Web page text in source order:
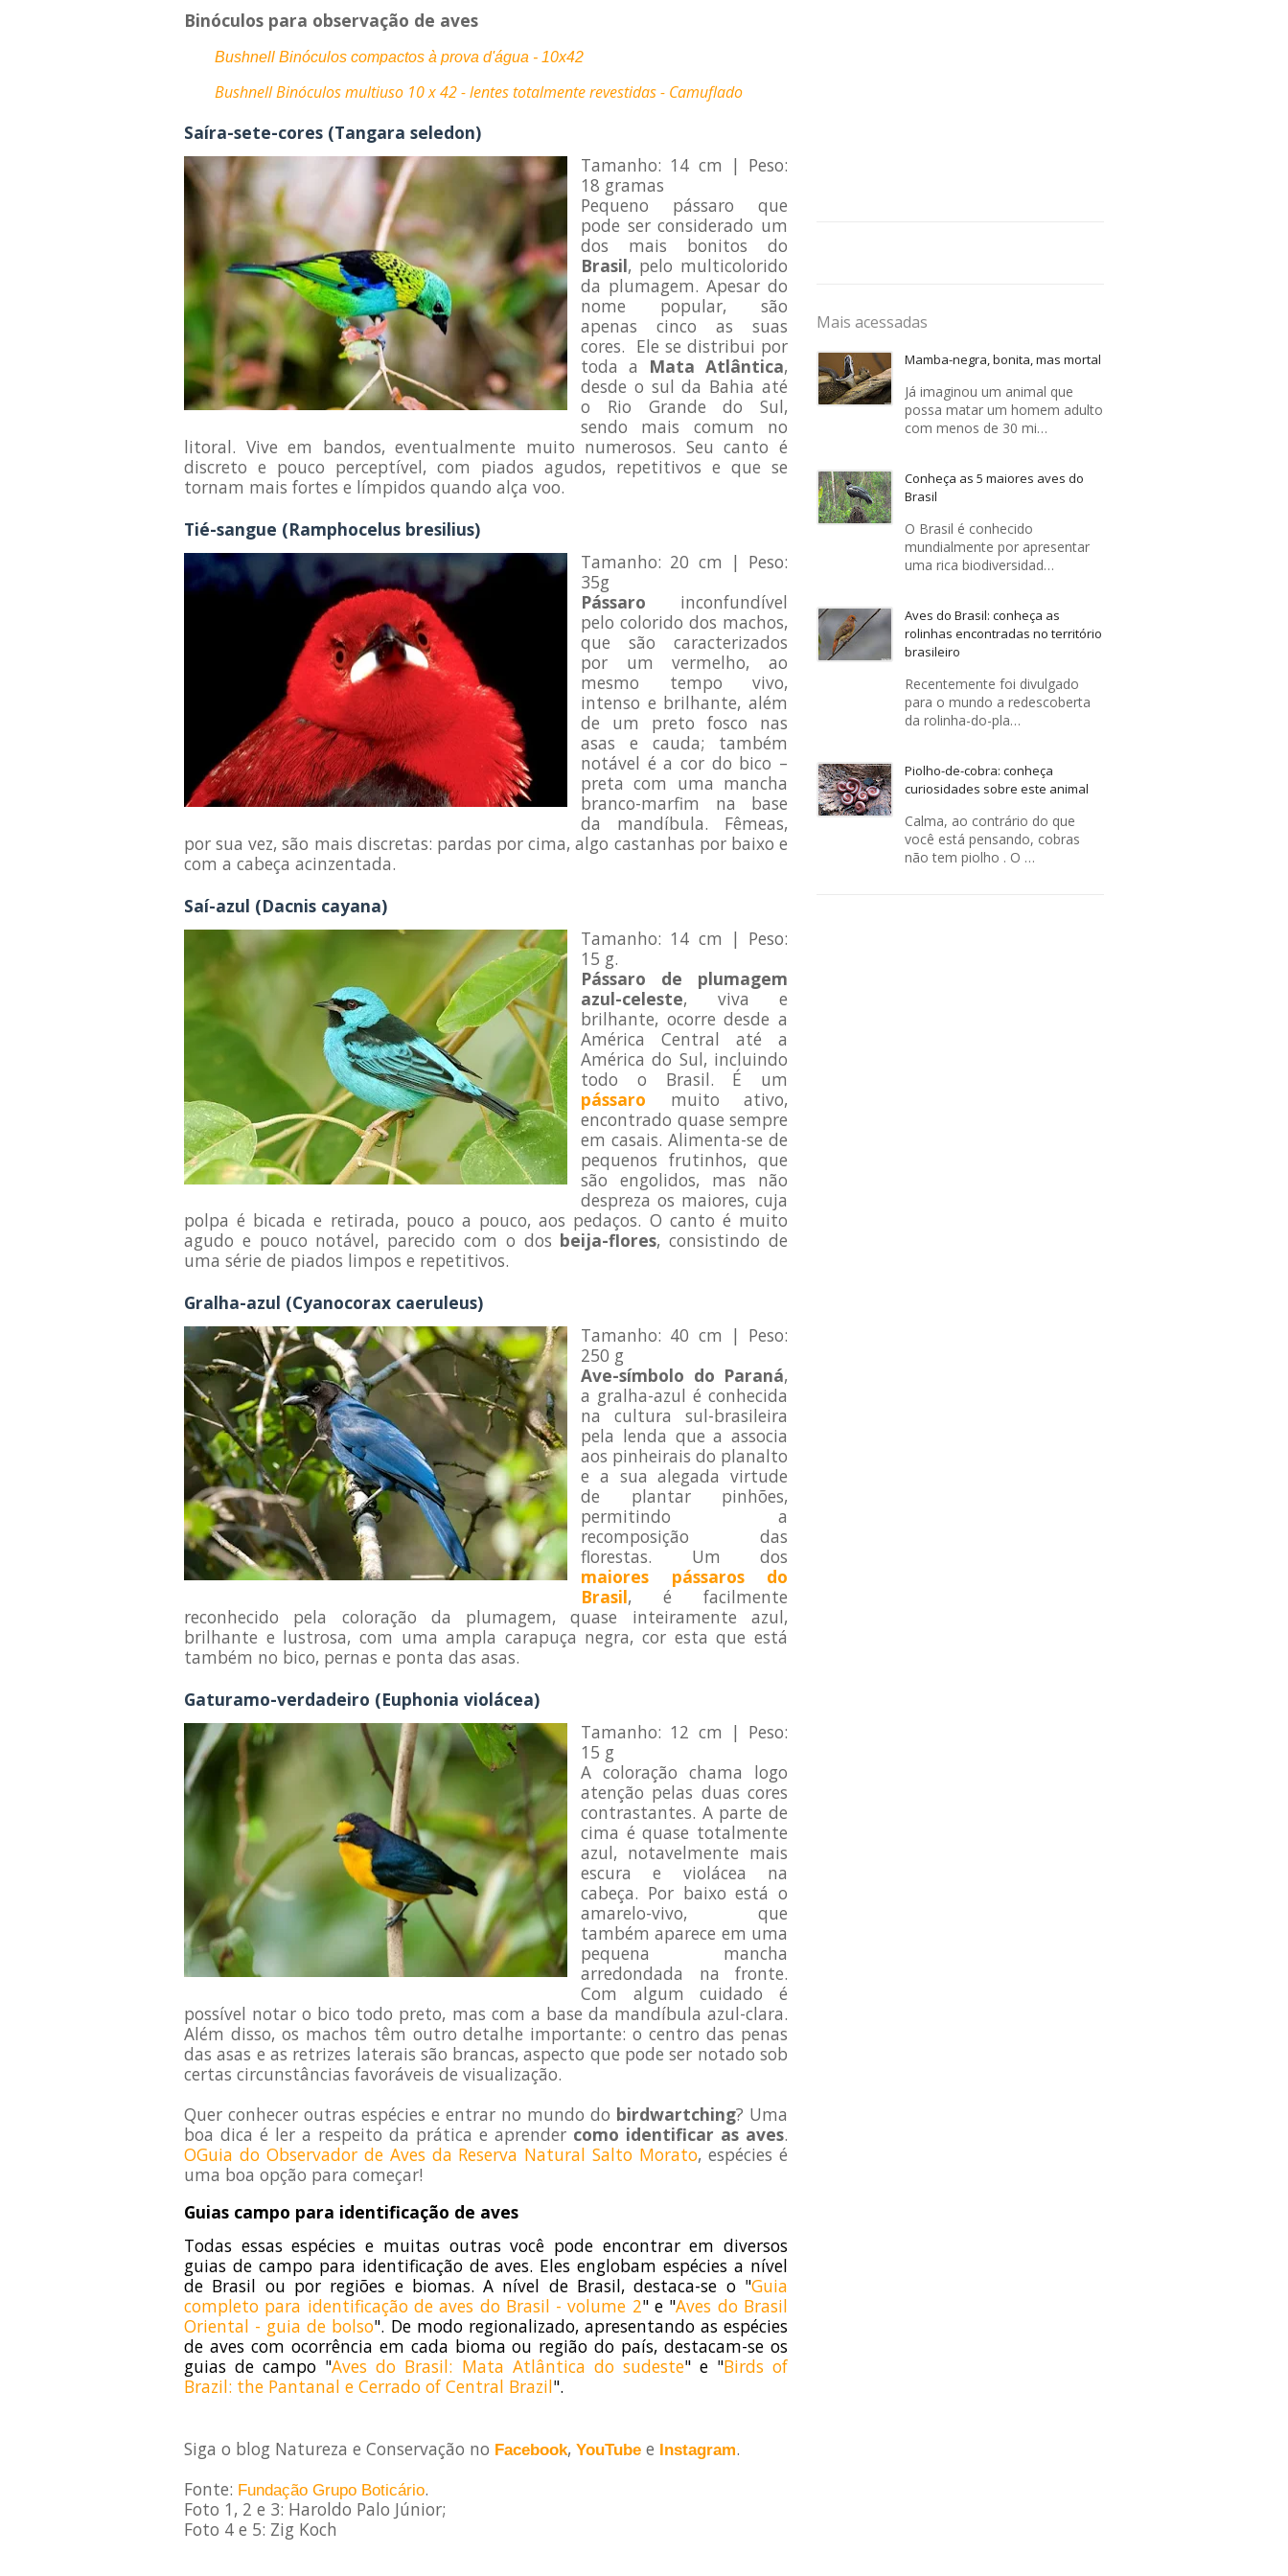
Binóculos para observação de aves
Bushnell Binóculos compactos à prova d'água - 10x42
Bushnell Binóculos multiuso 10 x 42 - lentes totalmente revestidas - Camuflado
Saíra-sete-cores (Tangara seledon)
Tamanho: 14 cm | Peso:
18 gramas
Pequeno pássaro que
pode ser considerado um
dos mais bonitos do
Brasil, pelo multicolorido
da plumagem. Apesar do
nome popular, são
apenas cinco as suas
cores. Ele se distribui por
toda a Mata Atlântica,
desde o sul da Bahia até
o Rio Grande do Sul,
sendo mais comum no
litoral. Vive em bandos, eventualmente muito numerosos. Seu canto é
discreto e pouco perceptível, com piados agudos, repetitivos e que se
tornam mais fortes e límpidos quando alça voo.
Tié-sangue (Ramphocelus bresilius)
Tamanho: 20 cm | Peso:
35g
Pássaro inconfundível
pelo colorido dos machos,
que são caracterizados
por um vermelho, ao
mesmo tempo vivo,
intenso e brilhante, além
de um preto fosco nas
asas e cauda; também
notável é a cor do bico –
preta com uma mancha
branco-marfim na base
da mandíbula. Fêmeas,
por sua vez, são mais discretas: pardas por cima, algo castanhas por baixo e
com a cabeça acinzentada.
Saí-azul (Dacnis cayana)
Tamanho: 14 cm | Peso:
15 g.
Pássaro de plumagem
azul-celeste, viva e
brilhante, ocorre desde a
América Central até a
América do Sul, incluindo
todo o Brasil. É um
pássaro muito ativo,
encontrado quase sempre
em casais. Alimenta-se de
pequenos frutinhos, que
são engolidos, mas não
despreza os maiores, cuja
polpa é bicada e retirada, pouco a pouco, aos pedaços. O canto é muito
agudo e pouco notável, parecido com o dos beija-flores, consistindo de
uma série de piados limpos e repetitivos.
Gralha-azul (Cyanocorax caeruleus)
Tamanho: 40 cm | Peso:
250 g
Ave-símbolo do Paraná,
a gralha-azul é conhecida
na cultura sul-brasileira
pela lenda que a associa
aos pinheirais do planalto
e a sua alegada virtude
de plantar pinhões,
permitindo a
recomposição das
florestas. Um dos
maiores pássaros do
Brasil, é facilmente
reconhecido pela coloração da plumagem, quase inteiramente azul,
brilhante e lustrosa, com uma ampla carapuça negra, cor esta que está
também no bico, pernas e ponta das asas.
Gaturamo-verdadeiro (Euphonia violácea)
Tamanho: 12 cm | Peso:
15 g
A coloração chama logo
atenção pelas duas cores
contrastantes. A parte de
cima é quase totalmente
azul, notavelmente mais
escura e violácea na
cabeça. Por baixo está o
amarelo-vivo, que
também aparece em uma
pequena mancha
arredondada na fronte.
Com algum cuidado é
possível notar o bico todo preto, mas com a base da mandíbula azul-clara.
Além disso, os machos têm outro detalhe importante: o centro das penas
das asas e as retrizes laterais são brancas, aspecto que pode ser notado sob
certas circunstâncias favoráveis de visualização.
Quer conhecer outras espécies e entrar no mundo do birdwartching? Uma
boa dica é ler a respeito da prática e aprender como identificar as aves.
OGuia do Observador de Aves da Reserva Natural Salto Morato, espécies é
uma boa opção para começar!
Guias campo para identificação de aves
Todas essas espécies e muitas outras você pode encontrar em diversos
guias de campo para identificação de aves. Eles englobam espécies a nível
de Brasil ou por regiões e biomas. A nível de Brasil, destaca-se o "Guia
completo para identificação de aves do Brasil - volume 2" e "Aves do Brasil
Oriental - guia de bolso". De modo regionalizado, apresentando as espécies
de aves com ocorrência em cada bioma ou região do país, destacam-se os
guias de campo "Aves do Brasil: Mata Atlântica do sudeste" e "Birds of
Brazil: the Pantanal e Cerrado of Central Brazil".
Siga o blog Natureza e Conservação no Facebook, YouTube e Instagram.
Fonte: Fundação Grupo Boticário.
Foto 1, 2 e 3: Haroldo Palo Júnior;
Foto 4 e 5: Zig Koch
Mais acessadas
Mamba-negra, bonita, mas mortal
Já imaginou um animal que
possa matar um homem adulto
com menos de 30 mi…
Conheça as 5 maiores aves do
Brasil
O Brasil é conhecido
mundialmente por apresentar
uma rica biodiversidad…
Aves do Brasil: conheça as
rolinhas encontradas no território
brasileiro
Recentemente foi divulgado
para o mundo a redescoberta
da rolinha-do-pla…
Piolho-de-cobra: conheça
curiosidades sobre este animal
Calma, ao contrário do que
você está pensando, cobras
não tem piolho . O …